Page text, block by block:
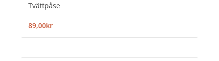
Tvättpåse
89,00kr